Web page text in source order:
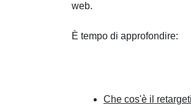
web.
È tempo di approfondire:
Che cos'è il